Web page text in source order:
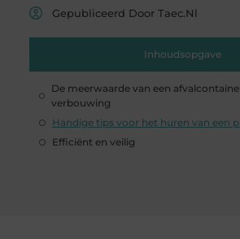
Gepubliceerd Door Taec.nl
Inhoudsopgave
De meerwaarde van een
verbouwing
Handige tips voor het huren van een
Efficiënt en veilig